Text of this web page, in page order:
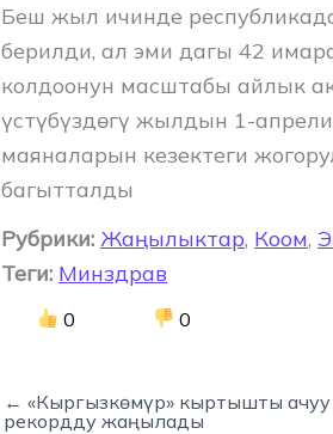
Беш жыл ичинде
берилди, ал эми дагы 42
колдоонун масштабы айлык
үстүбүздөгү жылдын 1-
маяналарын кезектеги
багытталды
Рубрики: Жаңылыктар, Коом,
Теги: Минздрав
0 0
← «Кыргызкөмүр» кыртышты
рекордду жаңылады